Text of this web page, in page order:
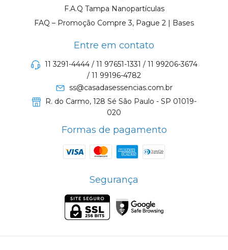
F.A.Q Tampa Nanopartículas
FAQ – Promoção Compre 3, Pague 2 | Bases
Entre em contato
11 3291-4444 / 11 97651-1331 / 11 99206-3674
/ 11 99196-4782
ss@casadasessencias.com.br
R. do Carmo, 128 Sé São Paulo - SP 01019-
020
Formas de pagamento
Segurança